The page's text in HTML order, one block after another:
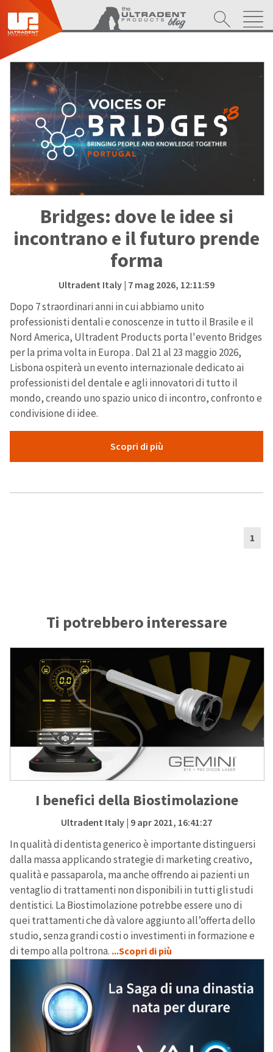
Bridges: dove le idee si
incontrano e il futuro prende
forma
Ultradent Italy| 7 mag 2026, 12:11:59
Dopo 7 straordinari anni in cui abbiamo unito
professionisti dentali e conoscenze in tutto il Brasile e il
Nord America, Ultradent Products porta l'evento Bridges
per la prima volta in Europa . Dal 21 al 23 maggio 2026,
Lisbona ospiterà un evento internazionale dedicato ai
professionisti del dentale e agli innovatori di tutto il
mondo, creando uno spazio unico di incontro, confronto e
condivisione di idee.
Scopri di più
1
Ti potrebbero interessare
I benefici della Biostimolazione
Ultradent Italy| 9 apr 2021, 16:41:27
In qualità di dentista generico è importante distinguersi
dalla massa applicando strategie di marketing creativo,
qualità e passaparola, ma anche offrendo ai pazienti un
ventaglio di trattamenti non disponibili in tutti gli studi
dentistici. La Biostimolazione potrebbe essere uno di
quei trattamenti che dà valore aggiunto all’offerta dello
studio, senza grandi costi o investimenti in formazione e
di tempo alla poltrona. ...Scopri di più